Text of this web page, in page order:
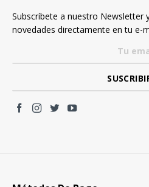
Subscríbete a nuestro Newsletter
novedades directamente en tu e-